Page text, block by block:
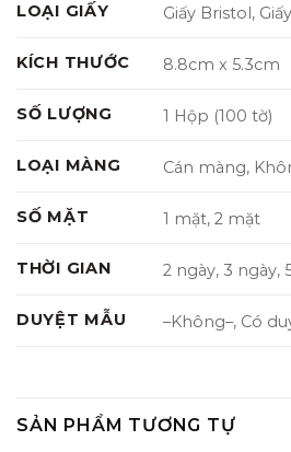
LOẠI GIẤY Giấy Bristol,
KÍCH THƯỚC 8.8cm x 5.3cm
SỐ LƯỢNG 1 Hộp (100 tờ)
LOẠI MÀNG Cán màng,
SỐ MẶT 1 mặt, 2 mặt
THỜI GIAN 2 ngày, 3 ngày,
DUYỆT MẪU –Không–, Có
SẢN PHẨM TƯƠNG TỰ